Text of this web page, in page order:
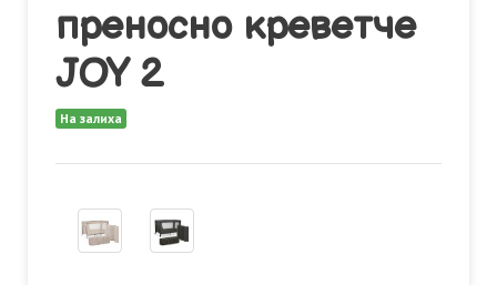
преносно креветче
JOY 2
На залиха